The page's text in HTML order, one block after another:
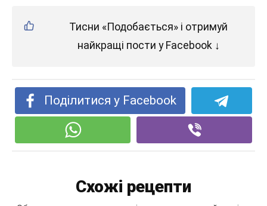
Тисни «Подобається» і отримуй
найкращі пости у Facebook ↓
Поділитися у Facebook
Схожі рецепти